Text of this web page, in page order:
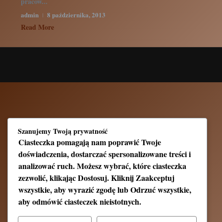
admin 8 października, 2013
Read More
Szanujemy Twoją prywatność
Ciasteczka pomagają nam poprawić Twoje
doświadczenia, dostarczać spersonalizowane treści i
analizować ruch. Możesz wybrać, które ciasteczka
zezwolić, klikającDostosuj. KliknijZaakceptuj
wszystkie, aby wyrazić zgodę lubOdrzuć wszystkie,
aby odmówić ciasteczek nieistotnych.